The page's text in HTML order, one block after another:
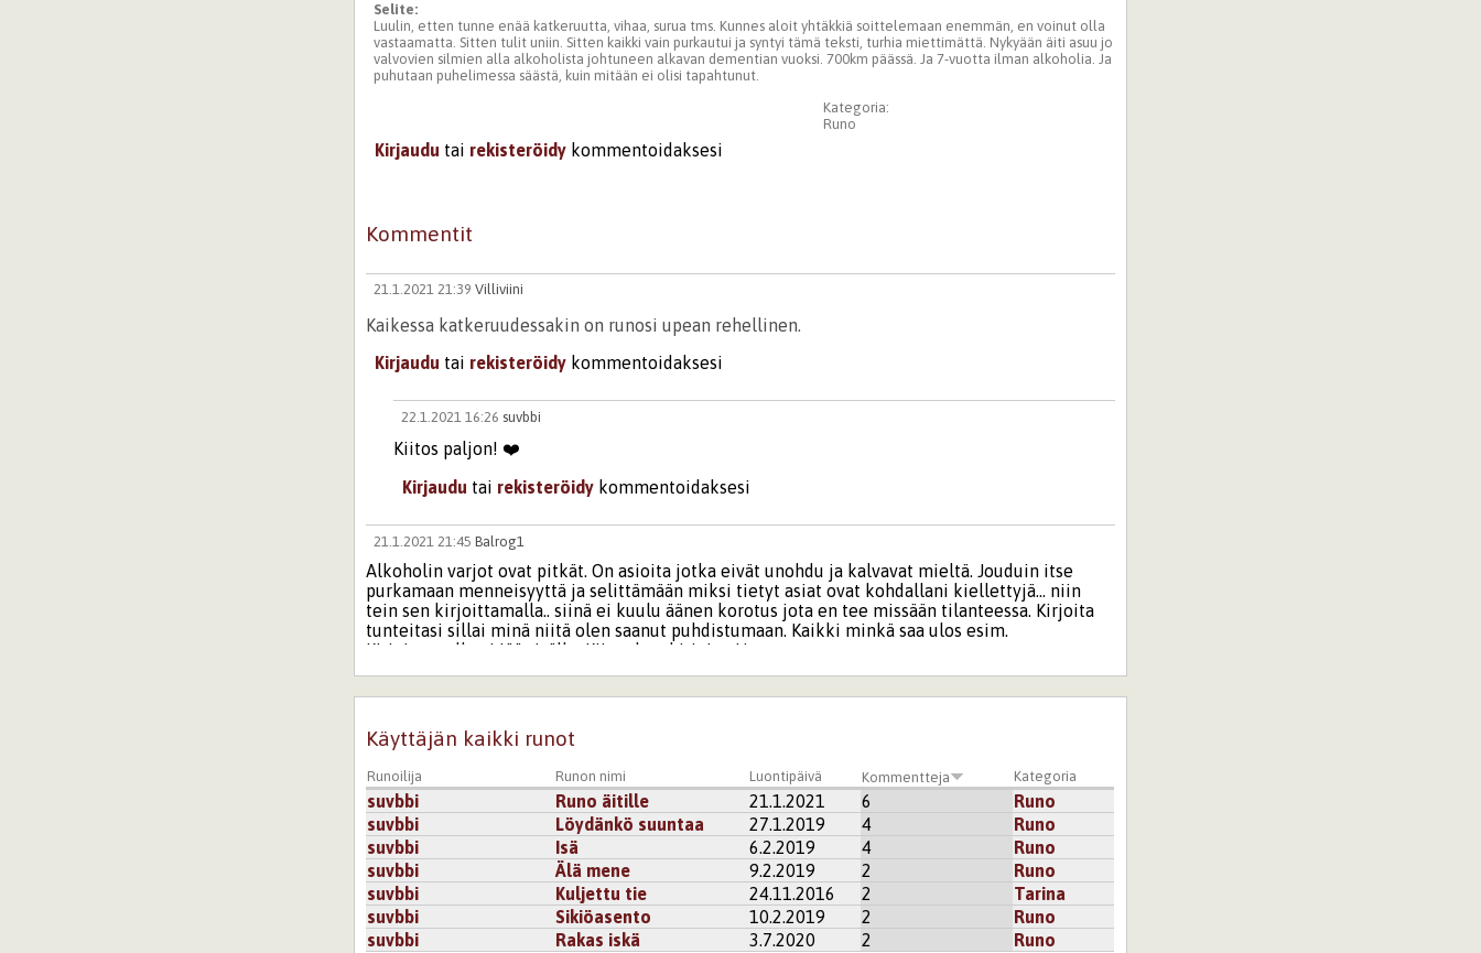
Selite:
Luulin, etten tunne enää katkeruutta, vihaa, surua tms. Kunnes aloit yhtäkkiä soittelemaan enemmän, en voinut olla
vastaamatta. Sitten tulit uniin. Sitten kaikki vain purkautui ja syntyi tämä teksti, turhia miettimättä. Nykyään äiti asuu jo
valvovien silmien alla alkoholista johtuneen alkavan dementian vuoksi. 700km päässä. Ja 7-vuotta ilman alkoholia. Ja
puhutaan puhelimessa säästä, kuin mitään ei olisi tapahtunut.
Kategoria:
Runo
Kirjaudu tai rekisteröidy kommentoidaksesi
Kommentit
21.1.2021 21:39 Villiviini
Kaikessa katkeruudessakin on runosi upean rehellinen.
Kirjaudu tai rekisteröidy kommentoidaksesi
22.1.2021 16:26 suvbbi
Kiitos paljon! ❤️
Kirjaudu tai rekisteröidy kommentoidaksesi
21.1.2021 21:45 Balrog1
Alkoholin varjot ovat pitkät. On asioita jotka eivät unohdu ja kalvavat mieltä. Jouduin itse
purkamaan menneisyyttä ja selittämään miksi tietyt asiat ovat kohdallani kiellettyjä... niin
tein sen kirjoittamalla.. siinä ei kuulu äänen korotus jota en tee missään tilanteessa. Kirjoita
tunteitasi sillai minä niitä olen saanut puhdistumaan. Kaikki minkä saa ulos esim.
Kirjoittamalla ei jää sisälle. Kiitos kun kirjoitat**
Kirjaudutairekisteröidykommentoidaksesi
22.1.2021 16:33 suvbbi
jäänyt vähälle, mutta nyt kun on enemmän soitellut, niin noussut pinnalle. Ajattelin, että
olin päässy esim. katkeruudesta, surusta yms yli, mutta ei. Rohkaistuin ja luin tekstin
terapeutille ääneen, jotta asian käsittelyssä päässään eteenpäin. Ehdottomasti pitäisi
enemmän kirjoittaa, kuin tällä nykyisellä tahdilla 1-2runoa/vuosi 😄
Kirjaudu
rekisteröidykommentoidaksesi
21.1.2021 23:13Star
Käyttäjän kaikki runot
Runoilija Runon nimi Luontipäivä Kommentteja Kategoria
suvbbi Runo äitille 21.1.2021 6
Runo
suvbbi
Löydänkö suuntaa 27.1.2019 4
Runo
suvbbi
Isä 6.2.2019 4
Runo
suvbbi
Älä mene 9.2.2019 2
Runo
suvbbi
Kuljettu tie 24.11.2016 2
Tarina
suvbbi
Sikiöasento 10.2.2019 2
Runo
suvbbi
Rakas iskä 3.7.2020 2 Runo